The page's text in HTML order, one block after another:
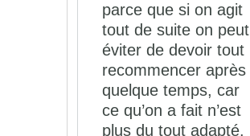
parce que si on agit
tout de suite on peut
éviter de devoir tout
recommencer après
quelque temps, car
ce qu’on a fait n’est
plus du tout adapté.